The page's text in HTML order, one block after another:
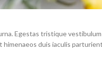
Egestas tristique
duis iaculis